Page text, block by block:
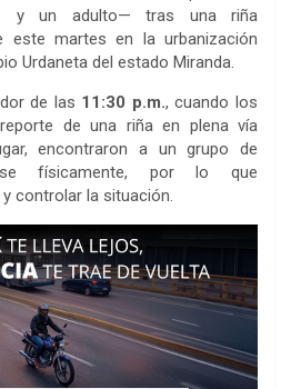
y un adulto— tras una riña
este martes en la urbanización
Urdaneta del estado Miranda.
de las 11:30 p.m., cuando los
de una riña en plena vía
encontraron a un grupo de
físicamente, por lo que
controlar la situación.